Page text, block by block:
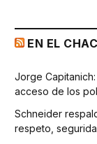
EN EL
Jorge
acceso de los
Schneider
respeto,